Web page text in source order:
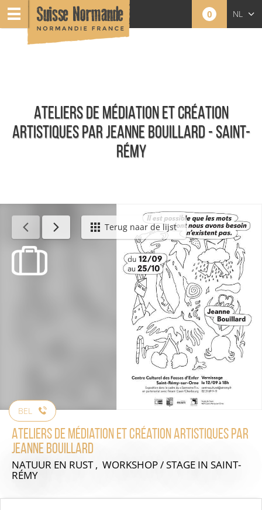
0 NL
ATELIERS DE MÉDIATION ET CRÉATION
ARTISTIQUES PAR JEANNE BOUILLARD - SAINT-
RÉMY
Agenda - NederlandsTerug naar de lijst
BEL
Ateliers de médiation et création artistiques par
Jeanne Bouillard
NATUUR EN RUST , WORKSHOP / STAGE IN SAINT-
RÉMY